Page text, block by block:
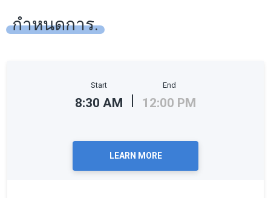
กำหนดการ.
Start
8:30 AM
End
12:00 PM
LEARN MORE